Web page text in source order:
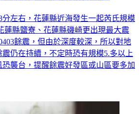
分左右，花蓮縣近海發生一起芮氏規模
蓮縣鹽寮、花蓮縣磯崎更出現最大震
餘震，但由於深度較深，所以對地
仍在持續，不定時恐有規模5.多以上
襲台，提醒餘震好發區或山區要多加